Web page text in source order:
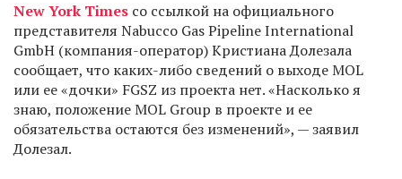
New York Times со ссылкой на официального
представителя Nabucco Gas Pipeline International
GmbH (компания-оператор) Кристиана Долезала
сообщает, что каких-либо сведений о выходе MOL
или ее «дочки» FGSZ из проекта нет. «Насколько я
знаю, положение MOL Group в проекте и ее
обязательства остаются без изменений», — заявил
Долезал.